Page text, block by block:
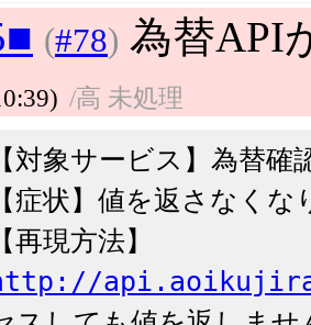
(#78) 為替API
/高 未処理
【対象サービス】為替
【症状】値を返さなくな
【再現方法】